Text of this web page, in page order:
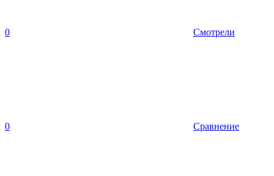
0 Смотрели
0 Сравнение